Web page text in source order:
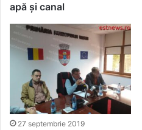
apă și canal
27 septembrie 2019